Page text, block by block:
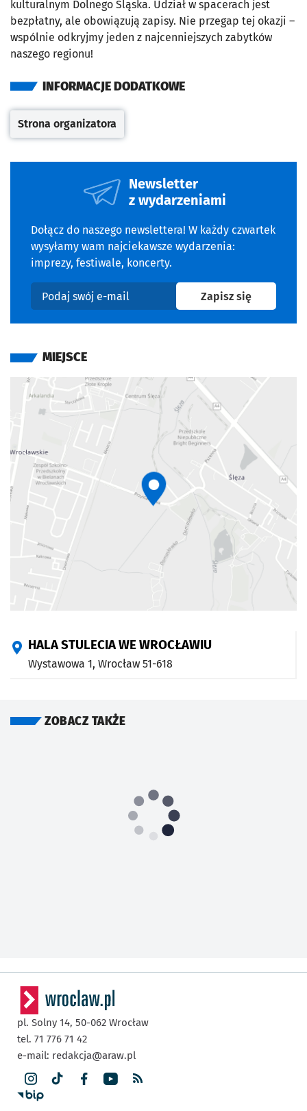
kulturalnym Dolnego Śląska. Udział w spacerach jest
bezpłatny, ale obowiązują zapisy. Nie przegap tej okazji –
wspólnie odkryjmy jeden z najcenniejszych zabytków
naszego regionu!
INFORMACJE DODATKOWE
Otwiera się w nowej karcie
Strona organizatora
Newsletter
z wydarzeniami
Dołącz do naszego newslettera! W każdy czwartek
wysyłamy wam najciekawsze wydarzenia:
imprezy, festiwale, koncerty.
Podaj swój e-mail
Zapisz sięna
MIEJSCE
HALA STULECIA WE WROCŁAWIU
Wystawowa 1, Wrocław 51-618
ZOBACZ TAKŻE
pl. Solny 14, 50-062 Wrocław
tel. 71 776 71 42
e-mail: redakcja@araw.pl